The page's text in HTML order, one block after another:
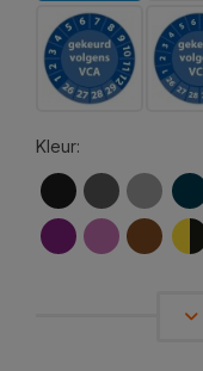
Kleur: